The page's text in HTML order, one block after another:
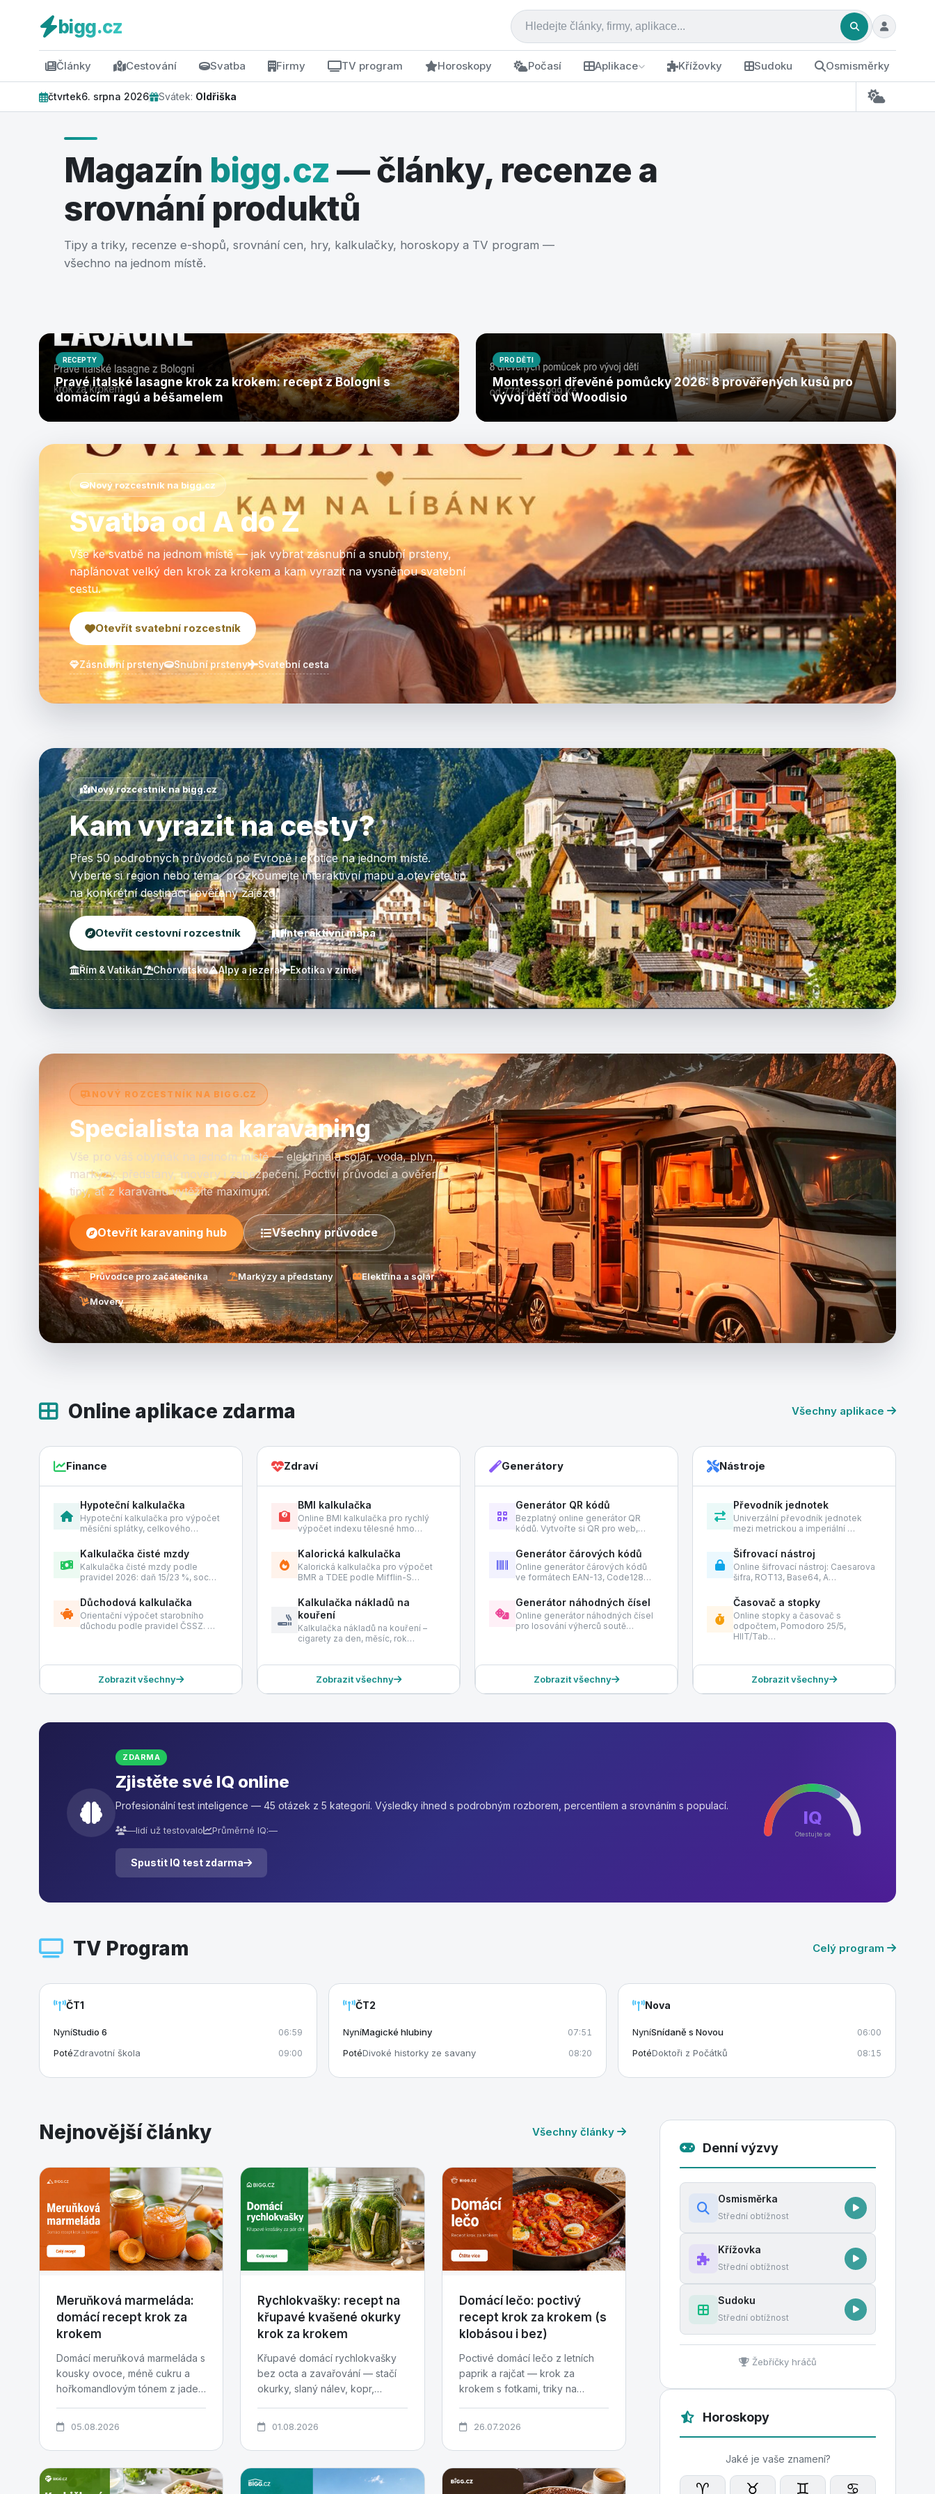
bigg.cz
Články Cestování Svatba Firmy TV program Horoskopy Počasí Aplikace Křížovky Sudoku Osmisměrky
čtvrtek6. srpna 2026 Svátek: Oldřiška
Magazín bigg.cz — články, recenze a
srovnání produktů
Tipy a triky, recenze e-shopů, srovnání cen, hry, kalkulačky, horoskopy a TV program —
všechno na jednom místě.
Prodej nemovitosti bez realitky 2026: krok za krokem a ušetříte statisíce
RECEPTY
Pravé italské lasagne krok za krokem: recept z Bologni s
domácím ragú a béšamelem
PRO DĚTI
Montessori dřevěné pomůcky 2026: 8 prověřených kusů pro
vývoj dětí od Woodisio
Nový rozcestník na bigg.cz
Svatba od A do Z
Vše ke svatbě na jednom místě — jak vybrat zásnubní a snubní prsteny,
naplánovat velký den krok za krokem a kam vyrazit na vysněnou svatební
cestu.
Otevřít svatební rozcestník
Zásnubní prsteny Snubní prsteny Svatební cesta
Nový rozcestník na bigg.cz
Kam vyrazit na cesty?
Přes 50 podrobných průvodců po Evropě i exotice na jednom místě.
Vyberte si region nebo téma, prozkoumejte interaktivní mapu a otevřete tip
na konkrétní destinaci i ověřený zájezd.
Otevřít cestovní rozcestník Interaktivní mapa
Řím & Vatikán Chorvatsko Alpy a jezera Exotika v zimě
NOVÝ ROZCESTNÍK NA BIGG.CZ
Specialista na karavaning
Vše pro váš obytňák na jednom místě — elektřina a solár, voda, plyn,
markýzy, předstany, movery i zabezpečení. Poctiví průvodci a ověřené
tipy, ať z karavanu vytěžíte maximum.
Otevřít karavaning hub Všechny průvodce
Průvodce pro začátečníka Markýzy a předstany Elektřina a solár
Movery
Online aplikace zdarma Všechny aplikace
Finance
Hypoteční kalkulačka
Hypoteční kalkulačka pro výpočet
měsíční splátky, celkového…
Kalkulačka čisté mzdy
Kalkulačka čisté mzdy podle
pravidel 2026: daň 15/23 %, soc…
Důchodová kalkulačka
Orientační výpočet starobního
důchodu podle pravidel ČSSZ. …
Zobrazit všechny
Zdraví
BMI kalkulačka
Online BMI kalkulačka pro rychlý
výpočet indexu tělesné hmo…
Kalorická kalkulačka
Kalorická kalkulačka pro výpočet
BMR a TDEE podle Mifflin-S…
Kalkulačka nákladů na
kouření
Kalkulačka nákladů na kouření –
cigarety za den, měsíc, rok…
Zobrazit všechny
Generátory
Generátor QR kódů
Bezplatný online generátor QR
kódů. Vytvořte si QR pro web,…
Generátor čárových kódů
Online generátor čárových kódů
ve formátech EAN-13, Code128…
Generátor náhodných čísel
Online generátor náhodných čísel
pro losování výherců soutě…
Zobrazit všechny
Nástroje
Převodník jednotek
Univerzální převodník jednotek
mezi metrickou a imperiální …
Šifrovací nástroj
Online šifrovací nástroj: Caesarova
šifra, ROT13, Base64, A…
Časovač a stopky
Online stopky a časovač s
odpočtem, Pomodoro 25/5,
HIIT/Tab…
Zobrazit všechny
ZDARMA
Zjistěte své IQ online
Profesionální test inteligence — 45 otázek z 5 kategorií. Výsledky ihned s podrobným rozborem, percentilem a srovnáním s populací.
—lidí už testovalo Průměrné IQ:—
Spustit IQ test zdarma
IQ
Otestujte se
TV Program Celý program
ČT1
NyníStudio 6 06:59
PotéZdravotní škola 09:00
ČT2
NyníMagické hlubiny 07:51
PotéDivoké historky ze savany 08:20
Nova
NyníSnídaně s Novou 06:00
PotéDoktoři z Počátků 08:15
Nejnovější články Všechny články
Meruňková marmeláda:
domácí recept krok za
krokem
Domácí meruňková marmeláda s
kousky ovoce, méně cukru a
hořkomandlovým tónem z jader
05.08.2026
Rychlokvašky: recept na
křupavé kvašené okurky
krok za krokem
Křupavé domácí rychlokvašky
bez octa a zavařování — stačí
okurky, slaný nálev, kopr,
01.08.2026
Domácí lečo: poctivý
recept krok za krokem (s
klobásou i bez)
Poctivé domácí lečo z letních
paprik a rajčat — krok za
krokem s fotkami, triky na
26.07.2026
Denní výzvy
Osmisměrka
Střední obtížnost
Křížovka
Střední obtížnost
Sudoku
Střední obtížnost
Žebříčky hráčů
Horoskopy
Jaké je vaše znamení?
♈ ♉ ♊ ♋